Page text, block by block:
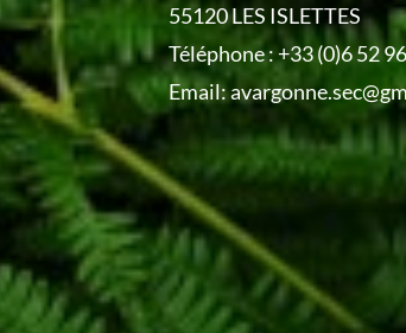
55120 LES ISLETTES
Téléphone :+33 (0)6 52
Email: